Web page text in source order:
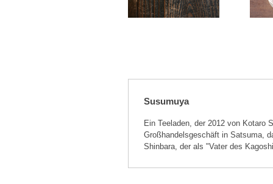
Susumuya
Ein Teeladen, der 2012 von Kotaro
Großhandelsgeschäft in Satsuma,
Shinbara, der als "Vater des